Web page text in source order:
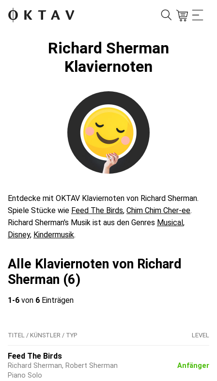
Richard Sherman
Klaviernoten
Entdecke mit OKTAV Klaviernoten von Richard Sherman.
Spiele Stücke wie Feed The Birds, Chim Chim Cher-ee.
Richard Sherman's Musik ist aus den Genres Musical,
Disney, Kindermusik.
Alle Klaviernoten von Richard
Sherman (6)
1-6 von 6 Einträgen
TITEL / KÜNSTLER / TYP LEVEL
Feed The Birds
Richard Sherman, Robert Sherman
Piano Solo
Anfänger